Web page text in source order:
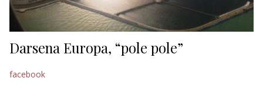
TURISMO
CULTURA
NAUTICA
Darsena Europa, “pole pole”
facebook